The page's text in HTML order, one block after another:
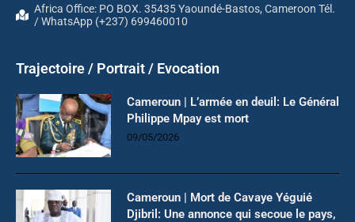
Africa Office: PO BOX. 35435 Yaoundé-Bastos, Cameroon Tél.
/ WhatsApp (+237) 699460010
Trajectoire / Portrait / Evocation
Cameroun | L’armée en deuil: Le Général
Philippe Mpay est mort
09/05/2026
Cameroun | Mort de Cavaye Yéguié
Djibril: Une annonce qui secoue le pays,